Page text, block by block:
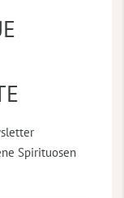
Spirituosen